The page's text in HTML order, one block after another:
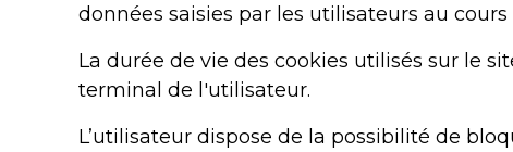
données saisies par les utilisateurs au
La durée de vie des cookies utilisés sur le
terminal de l'utilisateur.
L’utilisateur dispose de la possibilité de